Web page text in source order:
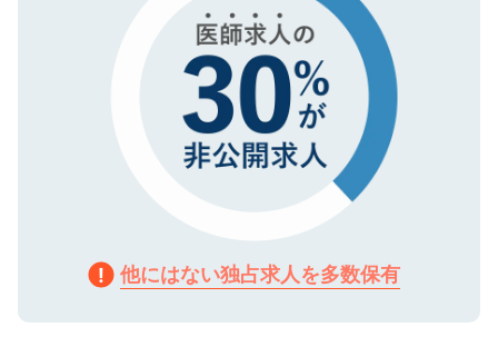
他にはない独占求人を多数保有